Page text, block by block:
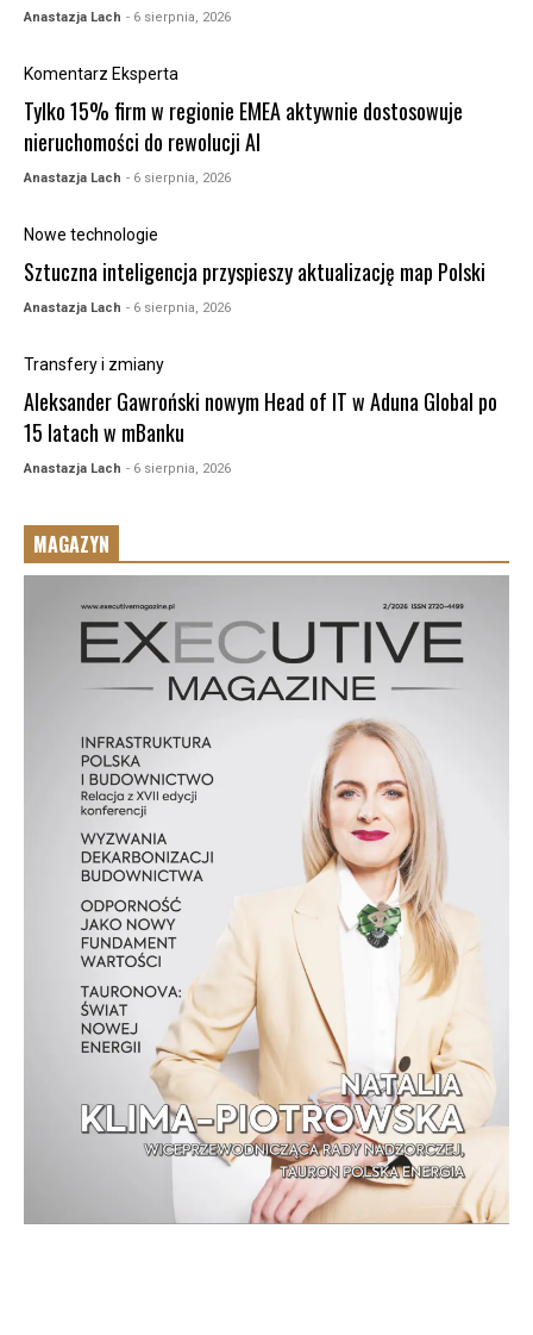
Anastazja Lach - 6 sierpnia, 2026
Komentarz Eksperta
Tylko 15% firm w regionie EMEA aktywnie dostosowuje
nieruchomości do rewolucji AI
Anastazja Lach - 6 sierpnia, 2026
Nowe technologie
Sztuczna inteligencja przyspieszy aktualizację map Polski
Anastazja Lach - 6 sierpnia, 2026
Transfery i zmiany
Aleksander Gawroński nowym Head of IT w Aduna Global po
15 latach w mBanku
Anastazja Lach - 6 sierpnia, 2026
MAGAZYN